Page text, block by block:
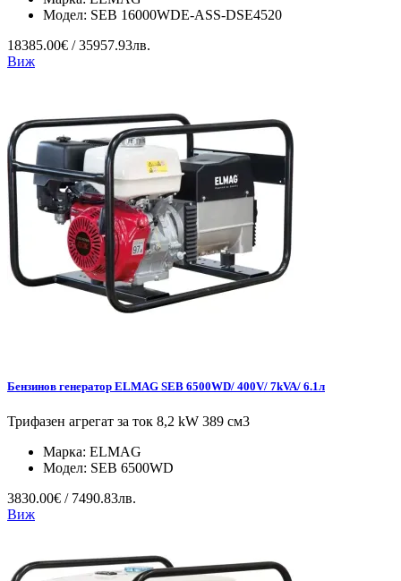
Модел: SEB 16000WDE-ASS-DSE4520
18385.00€ / 35957.93лв.
Виж
Бензинов генератор ELMAG SEB 6500WD/ 400V/ 7kVA/ 6.1л
Трифазен агрегат за ток 8,2 kW 389 см3
Марка: ELMAG
Модел: SEB 6500WD
3830.00€ / 7490.83лв.
Виж